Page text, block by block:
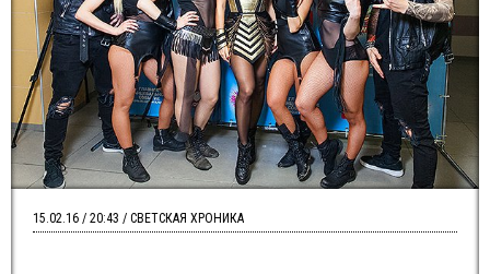
15.02.16 / 20:43 / СВЕТСКАЯ ХРОНИКА